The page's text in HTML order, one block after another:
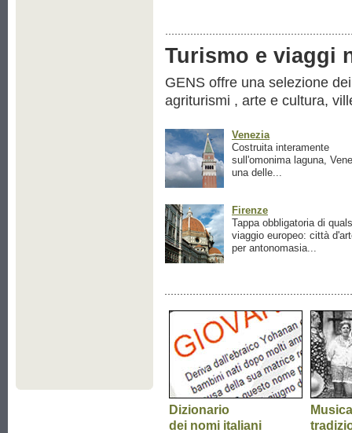
Turismo e viaggi
GENS offre una selezione
agriturismi , arte e cultura,
Venezia
Costruita interamente
sull'omonima laguna,
una delle...
Firenze
Tappa obbligatoria di
viaggio europeo: città
per antonomasia...
Dizionario
dei nomi italiani
Musica